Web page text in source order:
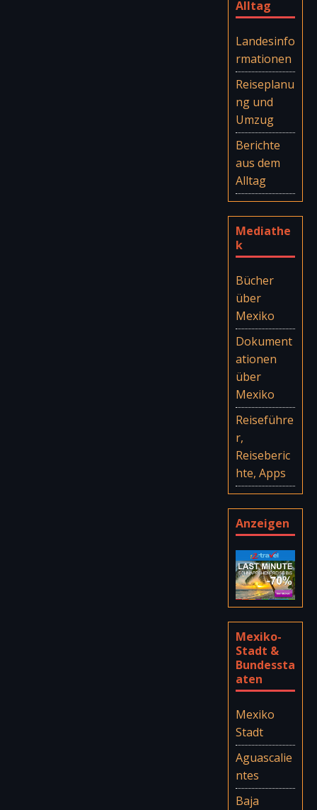
Alltag
Landesinfo
rmationen
Reiseplanu
ng und
Umzug
Berichte
aus dem
Alltag
Mediathe
k
Bücher
über
Mexiko
Dokument
ationen
über
Mexiko
Reiseführe
r,
Reiseberic
hte, Apps
Anzeigen
Mexiko-
Stadt &
Bundessta
aten
Mexiko
Stadt
Aguascalie
ntes
Baja